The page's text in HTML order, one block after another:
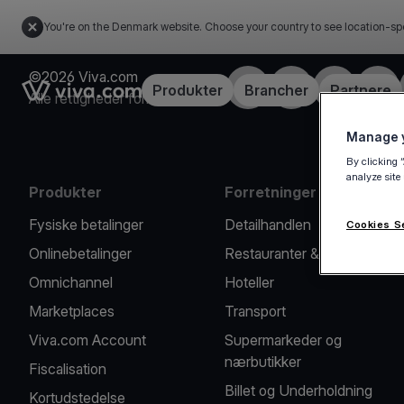
You're on the Denmark website. Choose your country to see location-
Link to the homepageProdukter Brancher Partnere
©2026 Viva.com
Alle rettigheder forbeholdes
Facebook
X LinkedIn
Produkter
Fysiske betalinger
Onlinebetalinger
Omnichannel
Marketplaces
Viva.com Account
Fiscalisation
Kortudstedelse
Forretninger vi hjælper
Detailhandlen
Restauranter & caféer
Hoteller
Transport
Supermarkeder og
nærbutikker
Billet og Underholdning
Manage
By clicking
analyze
Cookies